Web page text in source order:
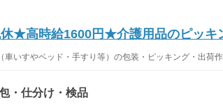
★高時給1600円★介護用品のピッキ
車いすやベッド・手すり等）の包装・ピッキング・出荷
・仕分け・検品